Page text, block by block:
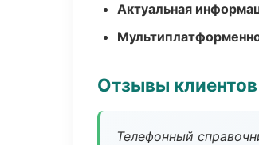
Актуальная
Отзывы клиентов
Телефонный